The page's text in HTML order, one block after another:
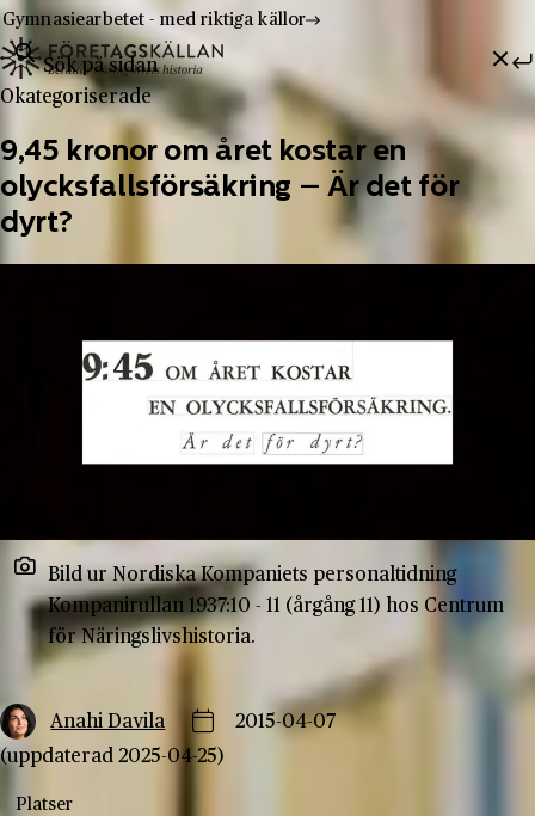
Hoppa till innehåll
Till innehåll
Gymnasiearbetet - med riktiga källor
Sök efter:
Okategoriserade
9,45 kronor om året kostar en
olycksfallsförsäkring – Är det för
dyrt?
Bild ur Nordiska Kompaniets personaltidning
Kompanirullan 1937:10 - 11 (årgång 11) hos Centrum
för Näringslivshistoria.
Anahi Davila
2015-04-07
(uppdaterad 2025-04-25)
Platser